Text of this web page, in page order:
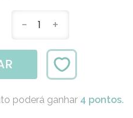
- 1 +
poderá ganhar 4 pontos.